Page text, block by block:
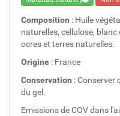
Composition : Huile
naturelles, cellulose,
ocres et terres naturelles.
Origine : France
Conservation : Conserver
du gel.
Emissions de COV dans